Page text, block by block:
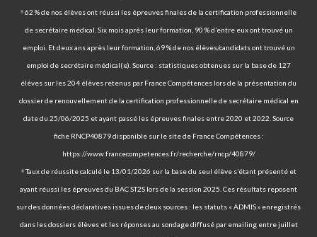
⁵ 62 % de nos élèves ont réussi les épreuves finales de la certification professionnelle
de secrétaire médical. Six mois après leur formation, 90 % d’entre eux ont trouvé un
emploi. Et deux ans après leur formation, 69 % de nos élèves/candidats ont trouvé un
emploi de secrétaire médical(e). Source : statistiques obtenues sur la base de 127
élèves sur les 204 élèves retenus par France Compétences lors de la présentation du
dossier de renouvellement de la certification professionnelle de secrétaire médical en
date du 25/06/2025 et ayant passé les épreuves finales entre 2020 et 2022. Source
fiche RNCP40879 disponible sur le site de France Compétences :
https://www.francecompetences.fr/recherche/rncp/40879/
⁶ Taux de réussite calculé le 13/01/2026 sur la base du seul élève s’étant présenté et
ayant réussi les épreuves du BAC ST2S lors de la session 2025. Ces résultats reposent
sur des données déclaratives issues de deux sources : les statuts « ADMIS » enregistrés
dans les dossiers élèves et les réponses au sondage diffusé par emailing entre juillet